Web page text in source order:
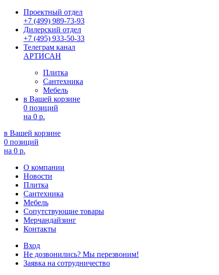
Проектный отдел
+7 (499) 989-73-93
Дилерский отдел
+7 (495) 933-50-33
Телеграм канал
АРТИСАН
Плитка
Сантехника
Мебель
в Вашей корзине
0 позиций
на 0 р.
в Вашей корзине
0 позиций
на 0 р.
О компании
Новости
Плитка
Сантехника
Мебель
Сопутствующие товары
Мерчандайзинг
Контакты
Вход
Не дозвонились? Мы перезвоним!
Заявка на сотрудничество